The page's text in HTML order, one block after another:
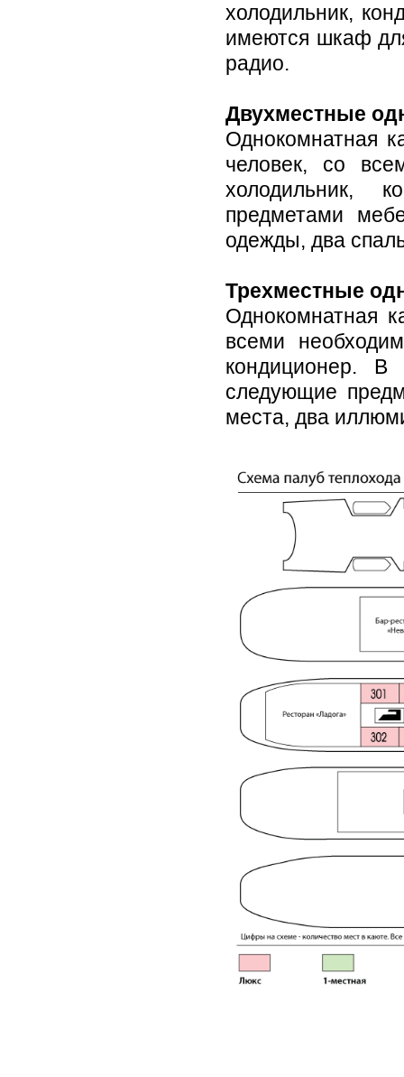
холодильник,
имеются шкаф
радио.
Двухместные
Однокомнатная
человек, со
холодильник,
предметами
одежды, два
Трехместные
Однокомнатная
всеми
кондиционер. В
следующие
места, два